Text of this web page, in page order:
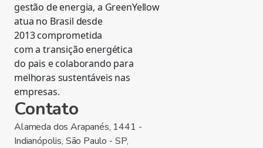
gestão de energia, a GreenYellow
atua no Brasil desde
2013 comprometida
com a transição energética
do pais e colaborando para
melhoras sustentáveis nas
empresas.
Contato
Alameda dos Arapanés, 1441 -
Indianópolis, São Paulo - SP,